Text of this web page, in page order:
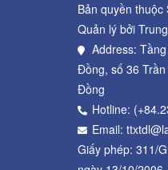
Bản quyền
Quản lý bởi
Address:
Đồng, số 36
Đồng
Hotline:
Email:
Giấy phép: 311/